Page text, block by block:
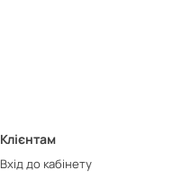
Клієнтам
Вхід до кабінету